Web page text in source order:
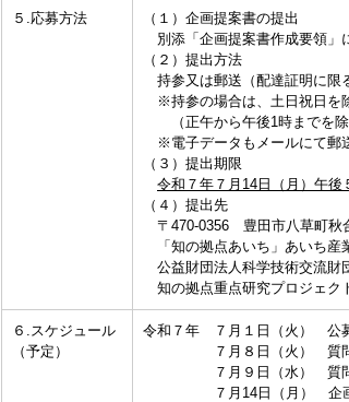
５.応募方法
（１）企画提案書の提出
別添「企画提案書作成要領」
（２）提出方法
持参又は郵送（配達証明に限
※持参の場合は、土日祝日を
（正午から午後1時までを除
※電子データもメールにて郵
（３）提出期限
令和７年７月14日（月）午後
（４）提出先
〒470-0356　豊田市八草町
「知の拠点あいち」あいち産
公益財団法人科学技術交流財団
知の拠点重点研究プロジェク
６.スケジュール
（予定）
令和７年　７月１日（火）　公
７月８日（火）　質問書
７月９日（水）　質問書
７月14日（月）　企画提